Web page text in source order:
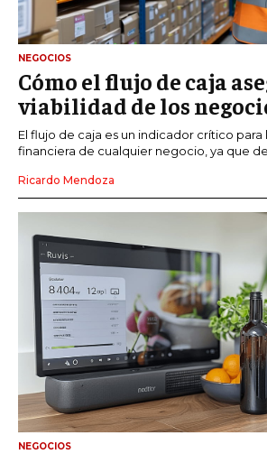
NEGOCIOS
Cómo el flujo de caja
viabilidad de los
El flujo de caja es un indicador crítico para
financiera de cualquier negocio, ya que
Ricardo Mendoza
NEGOCIOS